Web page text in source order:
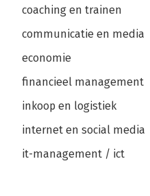
coaching en trainen
communicatie en media
economie
financieel management
inkoop en logistiek
internet en social media
it-management / ict